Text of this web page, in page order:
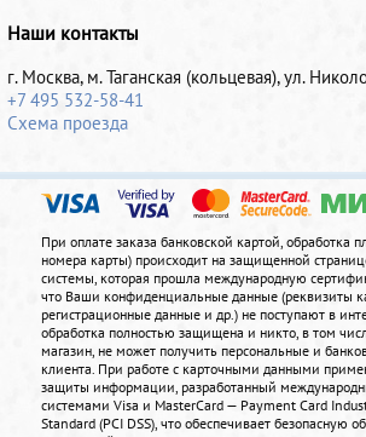
Наши контакты
г. Москва, м. Таганская (кольцевая), ул.
+7 495 532-58-41
Схема проезда
При оплате заказа банковской картой, обработка
номера карты) происходит на защищенной
системы, которая прошла международную
что Ваши конфиденциальные данные (реквизиты
регистрационные данные и др.) не поступают в
обработка полностью защищена и никто, в том
магазин, не может получить персональные и
клиента. При работе с карточными данными
защиты информации, разработанный
системами Visa и MasterCard — Payment Card
Standard (PCI DSS), что обеспечивает безопасную